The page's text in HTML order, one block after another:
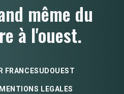
même du
à l'ouest.
FRANCESUDOUEST
MENTIONS LEGALES